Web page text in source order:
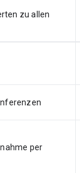
zu allen
per